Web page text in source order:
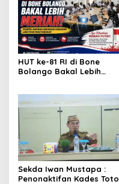
HUT ke-81 RI di Bone
Bolango Bakal Lebih
Libatkan Masyarakat
Sekda Iwan Mustapa :
Penonaktifan Kades Toto